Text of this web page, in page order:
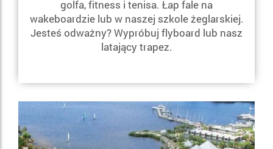
golfa, fitness i tenisa. Łap fale na
wakeboardzie lub w naszej szkole żeglarskiej.
Jesteś odważny? Wypróbuj flyboard lub nasz
latający trapez.